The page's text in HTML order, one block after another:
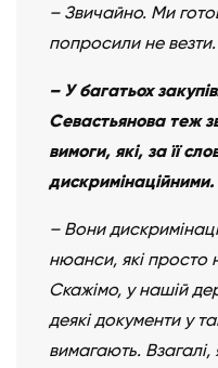
– Звичайно. Ми
попросили не везти.
– У багатьох
Севастьянова теж
вимоги, які, за її
дискримінаційними.
– Вони
нюанси, які просто
Скажімо, у нашій
деякі документи у
вимагають.